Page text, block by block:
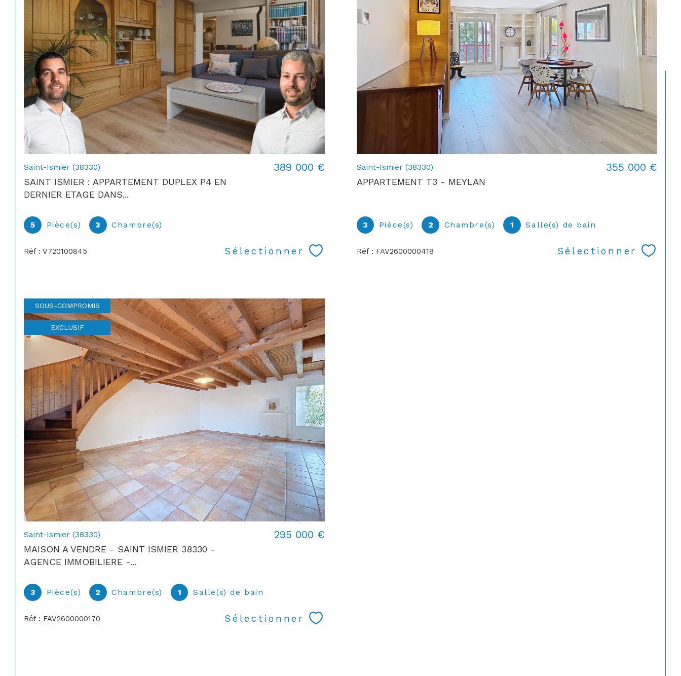
Saint-Ismier (38330)
SAINT ISMIER : APPARTEMENT DUPLEX P4 EN
DERNIER ETAGE DANS...
389 000 €
5 Pièce(s) 3 Chambre(s)
Réf : V720100845 Sélectionner
Saint-Ismier (38330)
APPARTEMENT T3 - MEYLAN
355 000 €
3 Pièce(s) 2 Chambre(s) 1 Salle(s) de bain
Réf : FAV2600000418 Sélectionner
SOUS-COMPROMIS
EXCLUSIF
Saint-Ismier (38330)
MAISON A VENDRE - SAINT ISMIER 38330 -
AGENCE IMMOBILIERE -...
295 000 €
3 Pièce(s) 2 Chambre(s) 1 Salle(s) de bain
Réf : FAV2600000170 Sélectionner